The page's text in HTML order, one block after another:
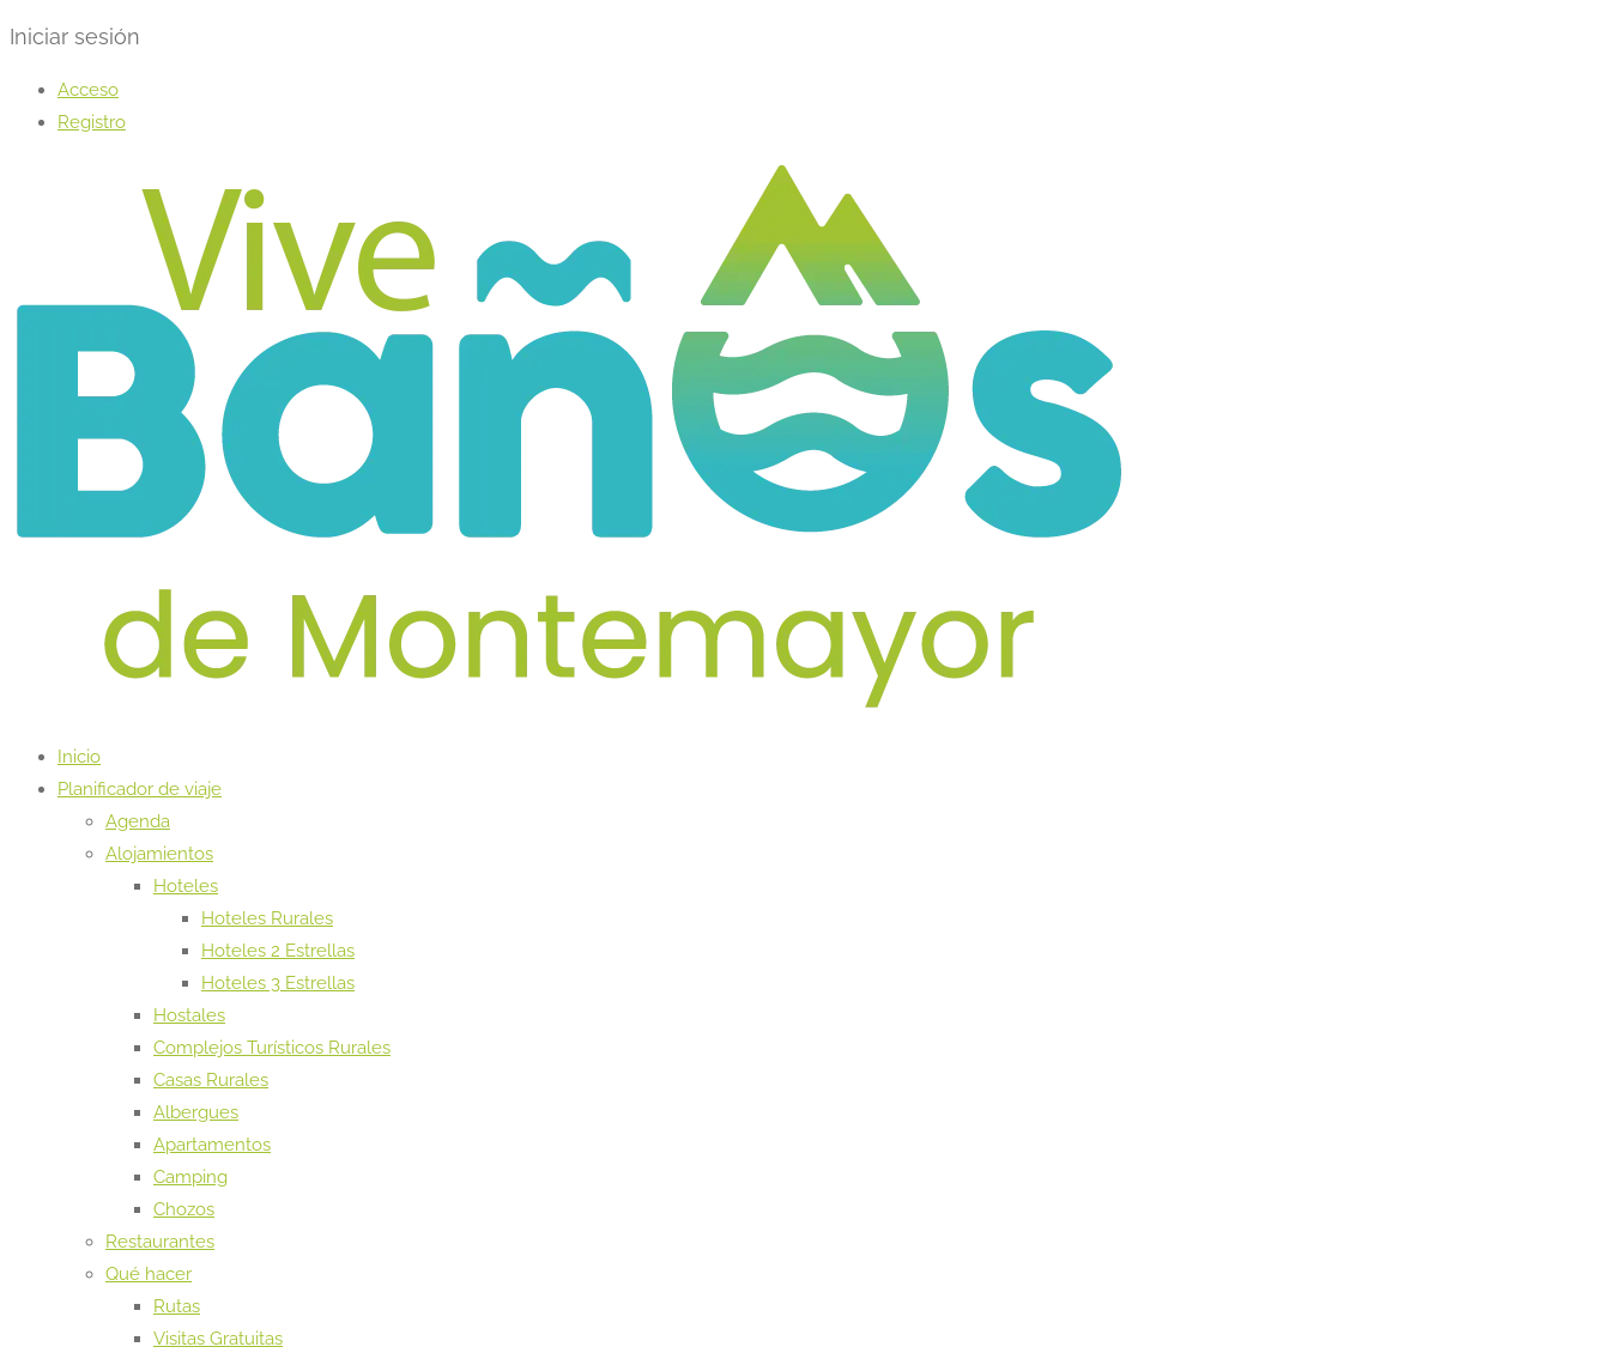
Iniciar sesión
Acceso
Registro
Inicio
Planificador de viaje
Agenda
Alojamientos
Hoteles
Hoteles Rurales
Hoteles 2 Estrellas
Hoteles 3 Estrellas
Hostales
Complejos Turísticos Rurales
Casas Rurales
Albergues
Apartamentos
Camping
Chozos
Restaurantes
Qué hacer
Rutas
Visitas Gratuitas